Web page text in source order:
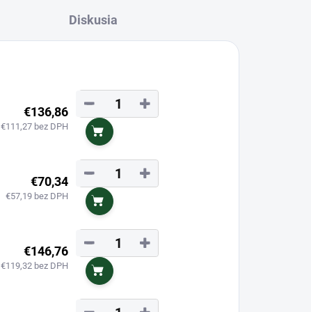
Diskusia
€136,86
€111,27 bez DPH
+
−
Do košíka
€70,34
€57,19 bez DPH
+
−
Do košíka
€146,76
€119,32 bez DPH
+
−
Do košíka